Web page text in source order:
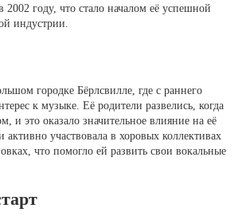
году, что стало началом её успешной
индустрии.
городке Бёрлсвилле, где с раннего
к музыке. Её родители развелись, когда
и это оказало значительное влияние на её
участвовала в хоровых коллективах
что помогло ей развить свои вокальные